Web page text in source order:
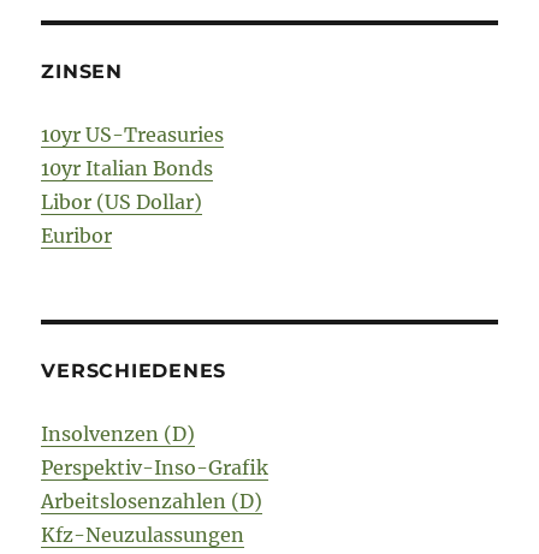
ZINSEN
10yr US-Treasuries
10yr Italian Bonds
Libor (US Dollar)
Euribor
VERSCHIEDENES
Insolvenzen (D)
Perspektiv-Inso-Grafik
Arbeitslosenzahlen (D)
Kfz-Neuzulassungen